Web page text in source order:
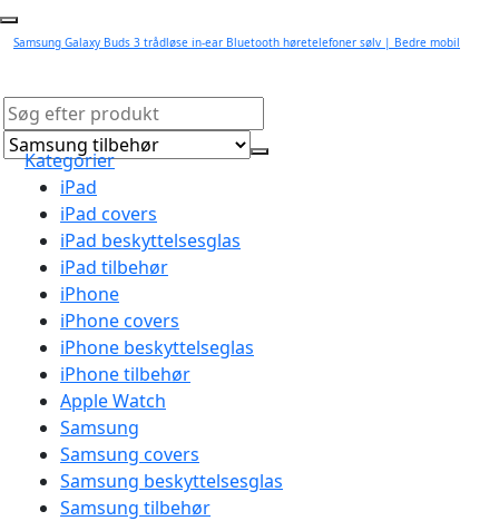
Samsung Galaxy Buds 3 trådløse in-ear Bluetooth høretelefoner sølv | Bedre mobil
Kategorier
iPad
iPad covers
iPad beskyttelsesglas
iPad tilbehør
iPhone
iPhone covers
iPhone beskyttelseglas
iPhone tilbehør
Apple Watch
Samsung
Samsung covers
Samsung beskyttelsesglas
Samsung tilbehør